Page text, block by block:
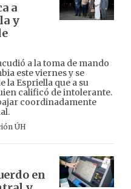
a
y
a la toma de mando
este viernes y se
la Espriella que a su
calificó de intolerante.
coordinadamente
ÚH
en